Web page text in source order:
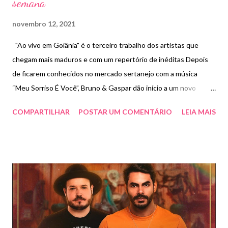
semana
novembro 12, 2021
"Ao vivo em Goiânia" é o terceiro trabalho dos artistas que
chegam mais maduros e com um repertório de inéditas Depois
de ficarem conhecidos no mercado sertanejo com a música
“Meu Sorriso É Você”, Bruno & Gaspar dão início a um novo
sertaneja, Goiânia, para a gravação do terceiro DVD de carreira,
algumas mais puxadas para a pisadinha - estilo que vem tomando
conta das plataformas digitais. "Escolhemos as músicas deste
projeto com muita atenção e cuidado, em conjunto com o
produtor musical e depois de muita audição com compositores.
COMPARTILHAR POSTAR UM COMENTÁRIO LEIA MAIS